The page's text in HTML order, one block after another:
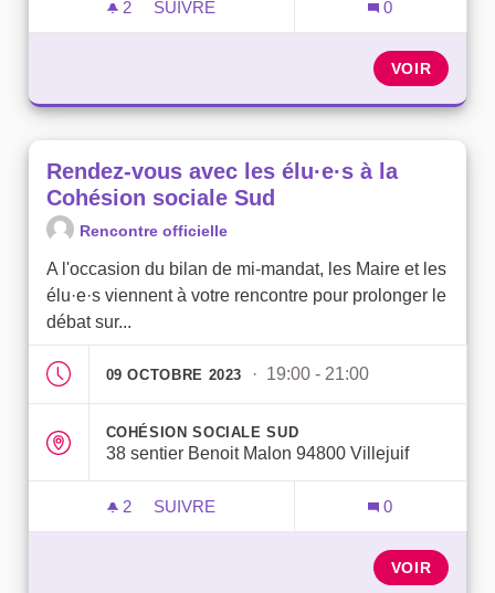
2 2 ABONNÉS
SUIVRE
0
VOIR
Rendez-vous avec les élu·e·s à la
Cohésion sociale Sud
Rencontre officielle
A l'occasion du bilan de mi-mandat, les Maire et les
élu·e·s viennent à votre rencontre pour prolonger le
débat sur...
09 OCTOBRE 2023 · 19:00 - 21:00
COHÉSION SOCIALE SUD
38 sentier Benoit Malon 94800 Villejuif
2 2 ABONNÉS
SUIVRE
0
VOIR